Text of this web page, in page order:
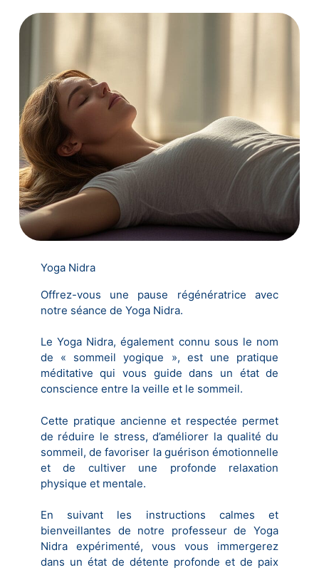
Yoga Nidra
Offrez-vous une pause régénératrice avec
notre séance de Yoga Nidra.
Le Yoga Nidra, également connu sous le nom
de « sommeil yogique », est une pratique
méditative qui vous guide dans un état de
conscience entre la veille et le sommeil.
Cette pratique ancienne et respectée permet
de réduire le stress, d’améliorer la qualité du
sommeil, de favoriser la guérison émotionnelle
et de cultiver une profonde relaxation
physique et mentale.
En suivant les instructions calmes et
bienveillantes de notre professeur de Yoga
Nidra expérimenté, vous vous immergerez
dans un état de détente profonde et de paix